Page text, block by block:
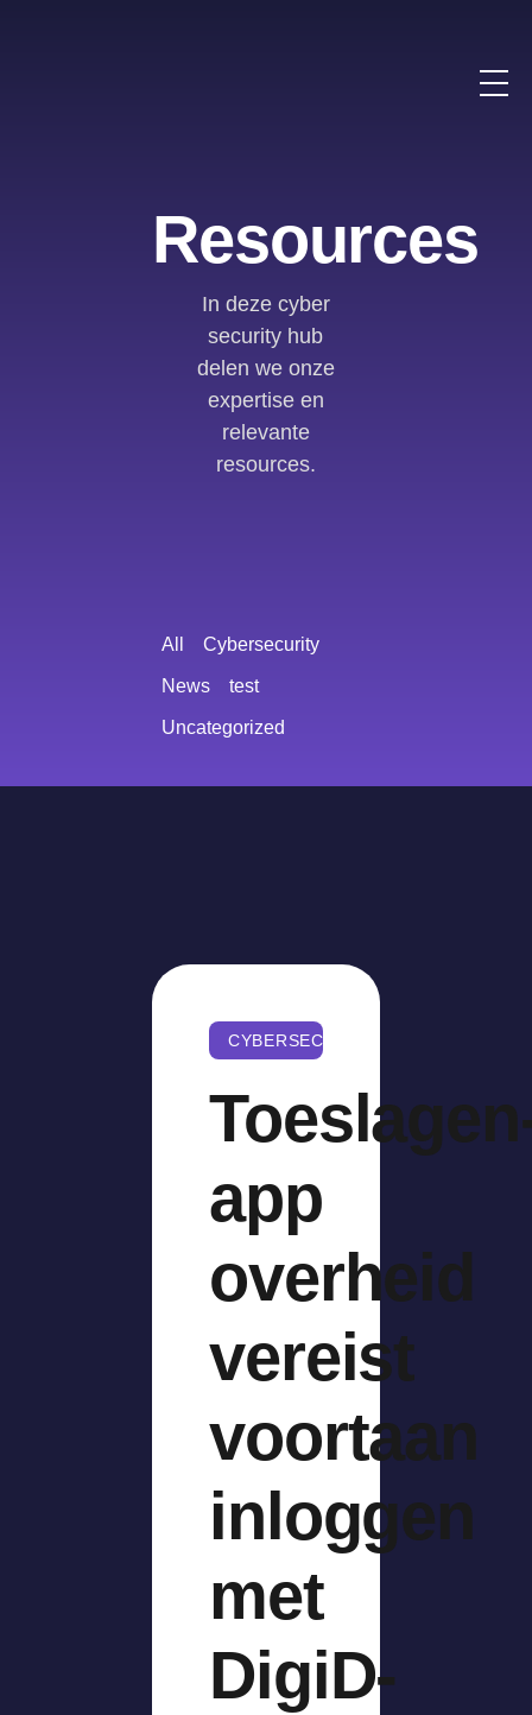
Resources
In deze cyber
security hub
delen we onze
expertise en
relevante
resources.
Cybersecurity
News test
Uncategorized
All
CYBERSECURITY
app
overheid
vereist
voortaan
inloggen
met
DigiD-